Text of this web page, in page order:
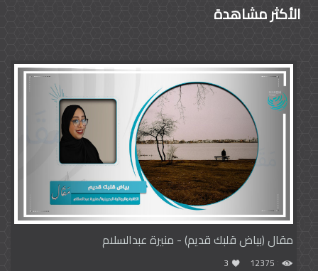
الأكثر مشاهدة
مقال (بياض قلبك قديم) - منيرة عبدالسلام
12375
3